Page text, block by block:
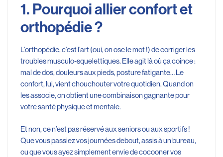
1. Pourquoi allier confort et
orthopédie ?
L’orthopédie, c’est l’art (oui, on ose le mot !) de corriger les
troubles musculo-squelettiques. Elle agit là où ça coince :
mal de dos, douleurs aux pieds, posture fatigante… Le
confort, lui, vient chouchouter votre quotidien. Quand on
les associe, on obtient une combinaison gagnante pour
votre santé physique et mentale.
Et non, ce n’est pas réservé aux seniors ou aux sportifs !
Que vous passiez vos journées debout, assis à un bureau,
ou que vous ayez simplement envie de cocooner vos